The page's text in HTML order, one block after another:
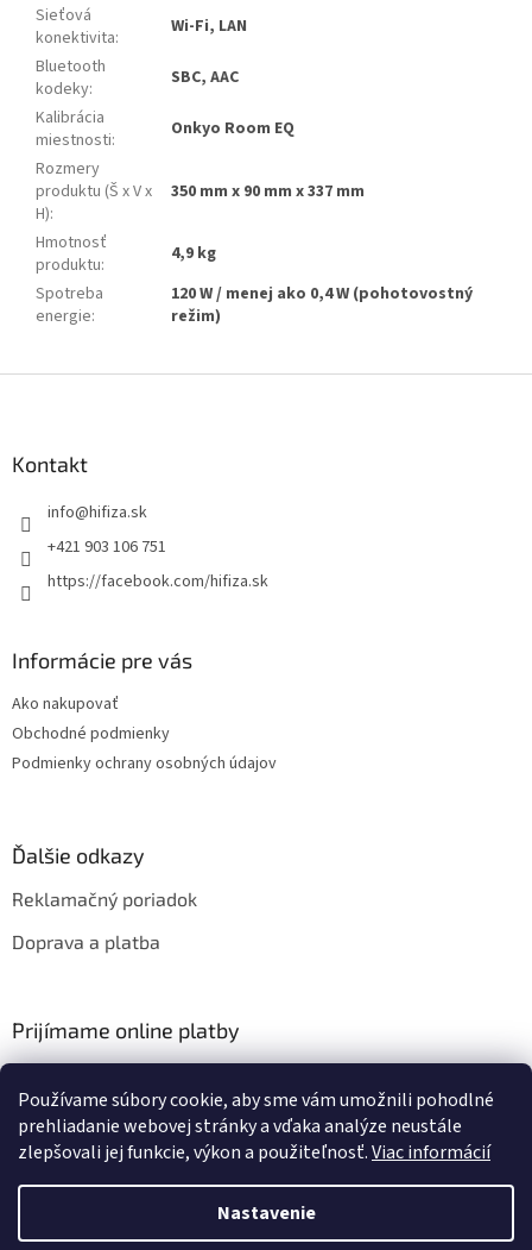
Používame súbory cookie, aby sme vám umožnili pohodlné
prehliadanie webovej stránky a vďaka analýze neustále
zlepšovali jej funkcie, výkon a použiteľnosť.Viac informácií
Nastavenie
Sieťová
konektivita:
Wi-Fi, LAN
Bluetooth
kodeky:
SBC, AAC
Kalibrácia
miestnosti:
Onkyo Room EQ
Rozmery
produktu (Š x V x
H):
350 mm x 90 mm x 337 mm
Hmotnosť
produktu:
4,9 kg
Spotreba
energie:
120 W / menej ako 0,4 W (pohotovostný
režim)
Kontakt
info@hifiza.sk
+421 903 106 751
https://facebook.com/hifiza.sk
Informácie pre vás
Ako nakupovať
Obchodné podmienky
Podmienky ochrany osobných údajov
Ďalšie odkazy
Reklamačný poriadok
Doprava a platba
Prijímame online platby